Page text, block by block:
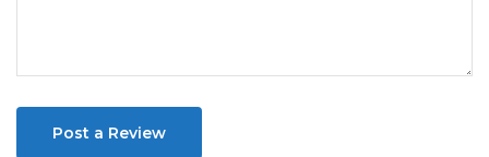
Post a Review